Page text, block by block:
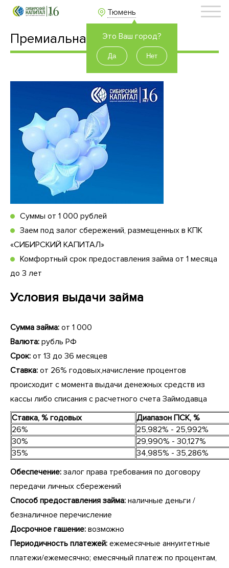
Тюмень
Это Ваш город?
Премиальная
Суммы от 1 000 рублей
Заем под залог сбережений, размещенных в КПК
«СИБИРСКИЙ КАПИТАЛ»
Комфортный срок предоставления займа от 1 месяца
до 3 лет
Условия выдачи займа
Сумма займа: от 1 000
Валюта: рубль РФ
Срок: от 13 до 36 месяцев
Ставка: от 26% годовых,начисление процентов
происходит с момента выдачи денежных средств из
кассы либо списания с расчетного счета Займодавца
Ставка, % годовых
Диапазон ПСК, %
26%
25,982% - 25,992%
30%
29,990% - 30,127%
35%
34,985% - 35,286%
Обеспечение: залог права требования по договору
передачи личных сбережений
Способ предоставления займа: наличные деньги /
безналичное перечисление
Досрочное гашение: возможно
Периодичность платежей: ежемесячные аннуитетные
платежи/ежемесячно; емесячный платеж по процентам,